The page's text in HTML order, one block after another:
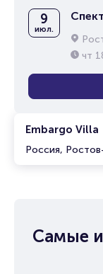
Embargo Villa
Россия,
9
июл.
чт
Самые